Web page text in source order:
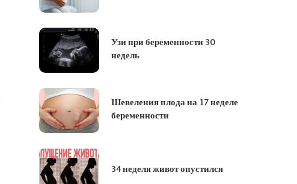
Узи при беременности 30
недель
Шевеления плода на 17 неделе
беременности
34 неделя живот опустился